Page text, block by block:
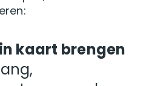
kaart brengen